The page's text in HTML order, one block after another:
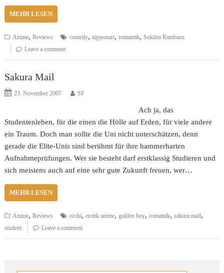
MEHR LESEN
Anime,Reviews comedy,nipponart,romantik,Sukūru Ramburu
Leave a comment
Sakura Mail
23. November 2007 SF
Ach ja, das
Studentenleben, für die einen die Hölle auf Erden, für viele andere
ein Traum. Doch man sollte die Uni nicht unterschätzen, denn
gerade die Elite-Unis sind berühmt für ihre hammerharten
Aufnahmeprüfungen. Wer sie besteht darf erstklassig Studieren und
sich meistens auch auf eine sehr gute Zukunft freuen, wer…
MEHR LESEN
Anime,Reviews ecchi,erotik anime,golden boy,romantik,sakura mail,
student Leave a comment